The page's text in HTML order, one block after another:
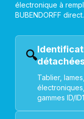
électronique à
BUBENDORFF direct.
🔍
Tablier,
gammes ID/